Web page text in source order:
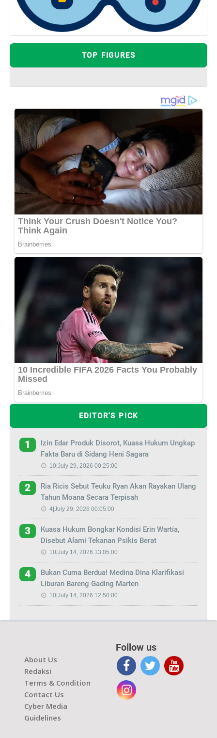
TOP FIGURES
EDITOR'S PICK
1
Izin Edar Produk Disorot, Kuasa Hukum Ungkap
Fakta Baru di Sidang Heni Sagara
10|July 29, 2026 00:25:00
2
Ria Ricis Sebut Teuku Ryan Akan Rayakan Ulang
Tahun Moana Secara Terpisah
4|July 29, 2026 00:05:00
3
Kuasa Hukum Bongkar Kondisi Erin Wartia,
Disebut Alami Tekanan Psikis Berat
10|July 14, 2026 13:05:00
4
Bukan Cuma Berdua! Medina Dina Klarifikasi
Liburan Bareng Gading Marten
10|July 14, 2026 12:50:00
About Us
Redaksi
Terms & Condition
Contact Us
Cyber Media
Guidelines
Follow us